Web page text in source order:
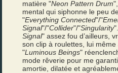
matière "Neon Pattern Drum
mental qui siphonne le peu
"Everything Connected"/"
Signal"/"Collider"/"Singularity
Signal" assez fou d’ailleurs,
son clip à roulettes, lui même
"Luminous Beings"
mode rêverie pour me
amortie, dilatée et